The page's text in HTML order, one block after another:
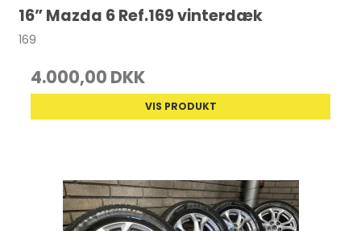
16” Mazda 6 Ref.169 vinterdæk
169
4.000,00 DKK
VIS PRODUKT